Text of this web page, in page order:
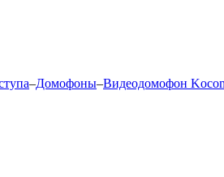
–Домофоны–Видеодомофон